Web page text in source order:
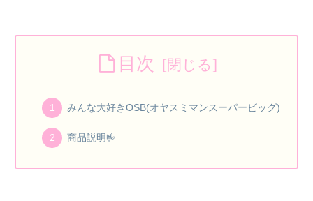
目次
みんな大好きOSB(オヤスミマンスーパービッグ)
商品説明🤟